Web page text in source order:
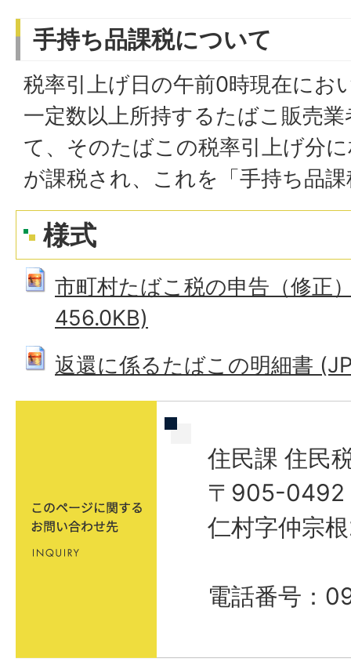
手持ち品課税について
税率引上げ日の午前0時現在にお
一定数以上所持するたばこ販売
て、そのたばこの税率引上げ分
が課税され、これを「手持ち品
様式
市町村たばこ税の申告（修正
456.0KB)
返還に係るたばこの明細書
住民課 住民
〒905-0492
仁村字仲宗
電話番号：